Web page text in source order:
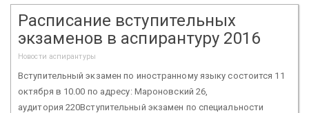
Расписание вступительных
экзаменов в аспирантуру 2016
Новости аспирантуры
Вступительный экзамен по иностранному языку состоится 11
октября в 10.00 по адресу: Мароновский 26,
аудитория 220Вступительный экзамен по специальности